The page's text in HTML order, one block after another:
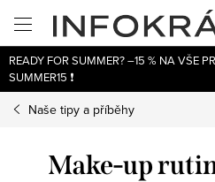
obsah
READY FOR SUMMER? –15 % NA VŠE
SUMMER15 ❗
Naše tipy a příběhy
Make-up